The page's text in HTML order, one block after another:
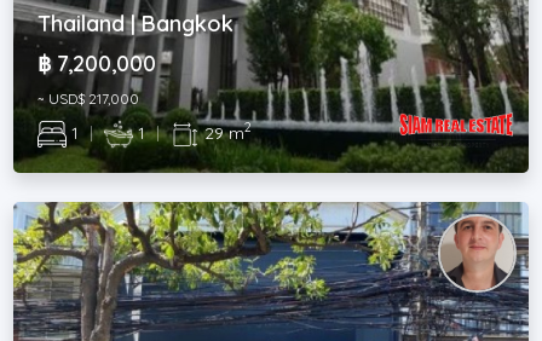
Thailand | Bangkok
฿ 7,200,000
~ USD$ 217,000
1 | 1 | 29 m2